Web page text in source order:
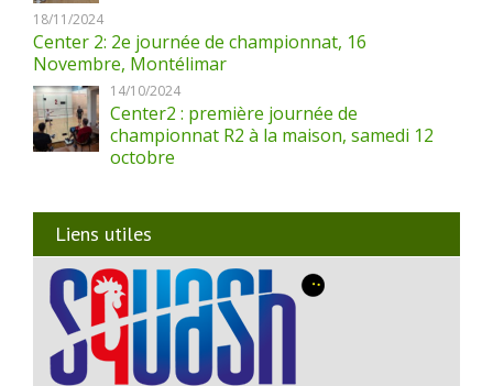
18/11/2024
Center 2: 2e journée de championnat, 16
Novembre, Montélimar
14/10/2024
Center2 : première journée de
championnat R2 à la maison, samedi 12
octobre
Liens utiles